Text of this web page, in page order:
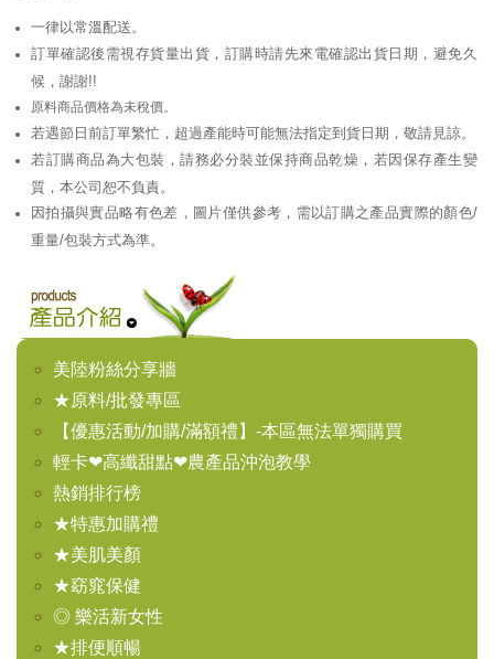
一律以常溫配送。
訂單確認後需視存貨量出貨，訂購時請先來電確認出貨日期，避免久
候，謝謝!!
原料商品價格為未稅價。
若遇節日前訂單繁忙，超過產能時可能無法指定到貨日期，敬請見諒。
若訂購商品為大包裝，請務必分裝並保持商品乾燥，若因保存產生變
質，本公司恕不負責。
因拍攝與實品略有色差，圖片僅供參考，需以訂購之產品實際的顏色/
重量/包裝方式為準。
美陸粉絲分享牆
★原料/批發專區
【優惠活動/加購/滿額禮】-本區無法單獨購買
輕卡❤高纖甜點❤農產品沖泡教學
熱銷排行榜
★特惠加購禮
★美肌美顏
★窈窕保健
◎ 樂活新女性
★排便順暢